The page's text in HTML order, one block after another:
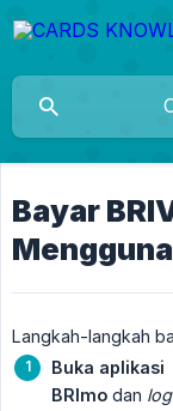
Bayar
Langkah-langkah
Buka aplikasi
BRImo dan